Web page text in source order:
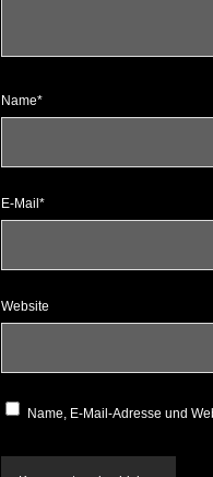
Name*
E-Mail*
Website
Name, E-Mail-Adresse und